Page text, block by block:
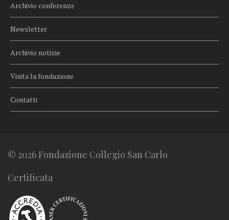
Archivio conferenze
Newsletter
Archivio notizie
Visita la fondazione
Contatti
© 2026 Fondazione Collegio San Carlo
Certificata